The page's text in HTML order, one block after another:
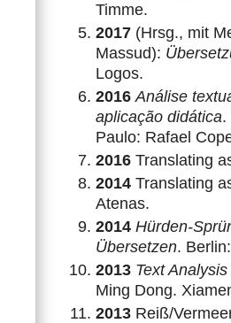
Timme.
2017 (Hrsg., mit
Massud):
Logos.
2016 Análise
aplicação didática.
Paulo: Rafael
2016 Translating
2014 Translating
Atenas.
2014 Hürden-
Übersetzen.
2013 Text
Ming Dong.
2013 Reiß/